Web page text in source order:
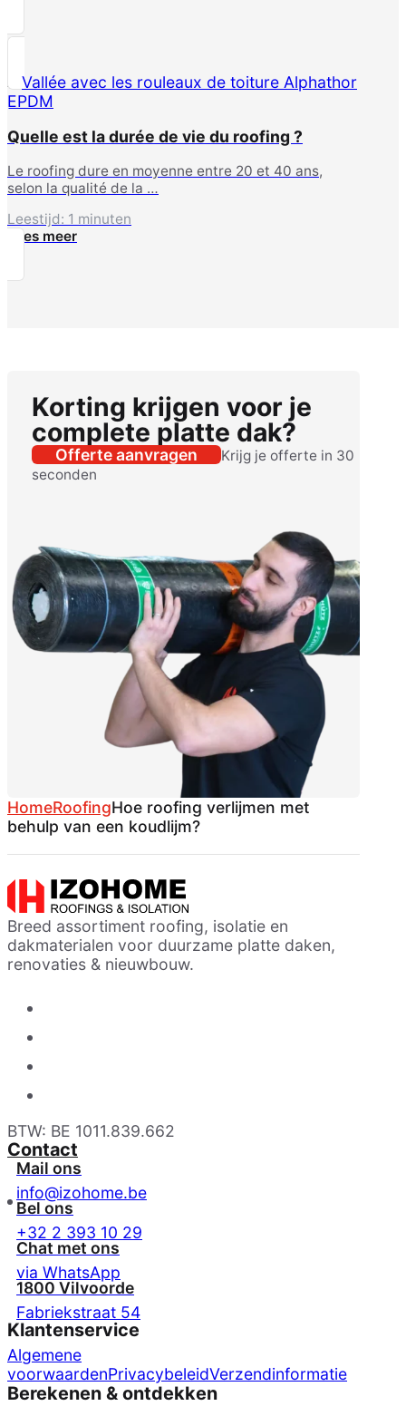
Quelle est la durée de vie du roofing ?
Le roofing dure en moyenne entre 20 et 40 ans,
selon la qualité de la …
Leestijd: 1 minuten
Lees meer
Korting krijgen voor je
complete platte dak?
Offerte aanvragen
Krijg je offerte in 30
seconden
HomeRoofingHoe roofing verlijmen met
behulp van een koudlijm?
Breed assortiment roofing, isolatie en
dakmaterialen voor duurzame platte daken,
renovaties & nieuwbouw.
BTW: BE 1011.839.662
Contact
Mail ons
info@izohome.be
Bel ons
+32 2 393 10 29
Chat met ons
via WhatsApp
1800 Vilvoorde
Fabriekstraat 54
Klantenservice
Algemene
voorwaardenPrivacybeleidVerzendinformatie
Berekenen & ontdekken